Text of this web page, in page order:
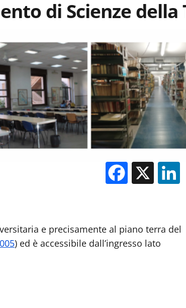
di Scienze della
X
e precisamente al piano terra del
) ed è accessibile dall’ingresso lato